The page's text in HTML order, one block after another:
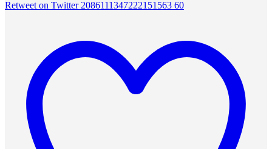
Retweet on Twitter 2086111347222151563 60